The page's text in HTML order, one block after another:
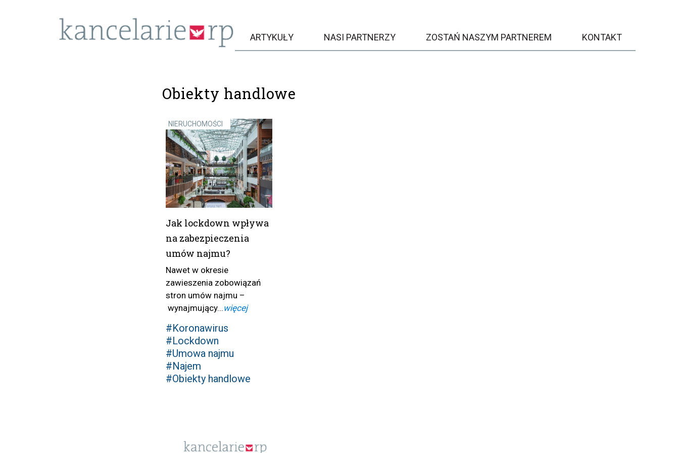
ARTYKUŁY NASI PARTNERZY ZOSTAŃ NASZYM PARTNEREM KONTAKT
Obiekty handlowe
NIERUCHOMOŚCI
Jak lockdown wpływa
na zabezpieczenia
umów najmu?
Nawet w okresie
zawieszenia zobowiązań
stron umów najmu –
wynajmujący... więcej
#Koronawirus
#Lockdown
#Umowa najmu
#Najem
#Obiekty handlowe